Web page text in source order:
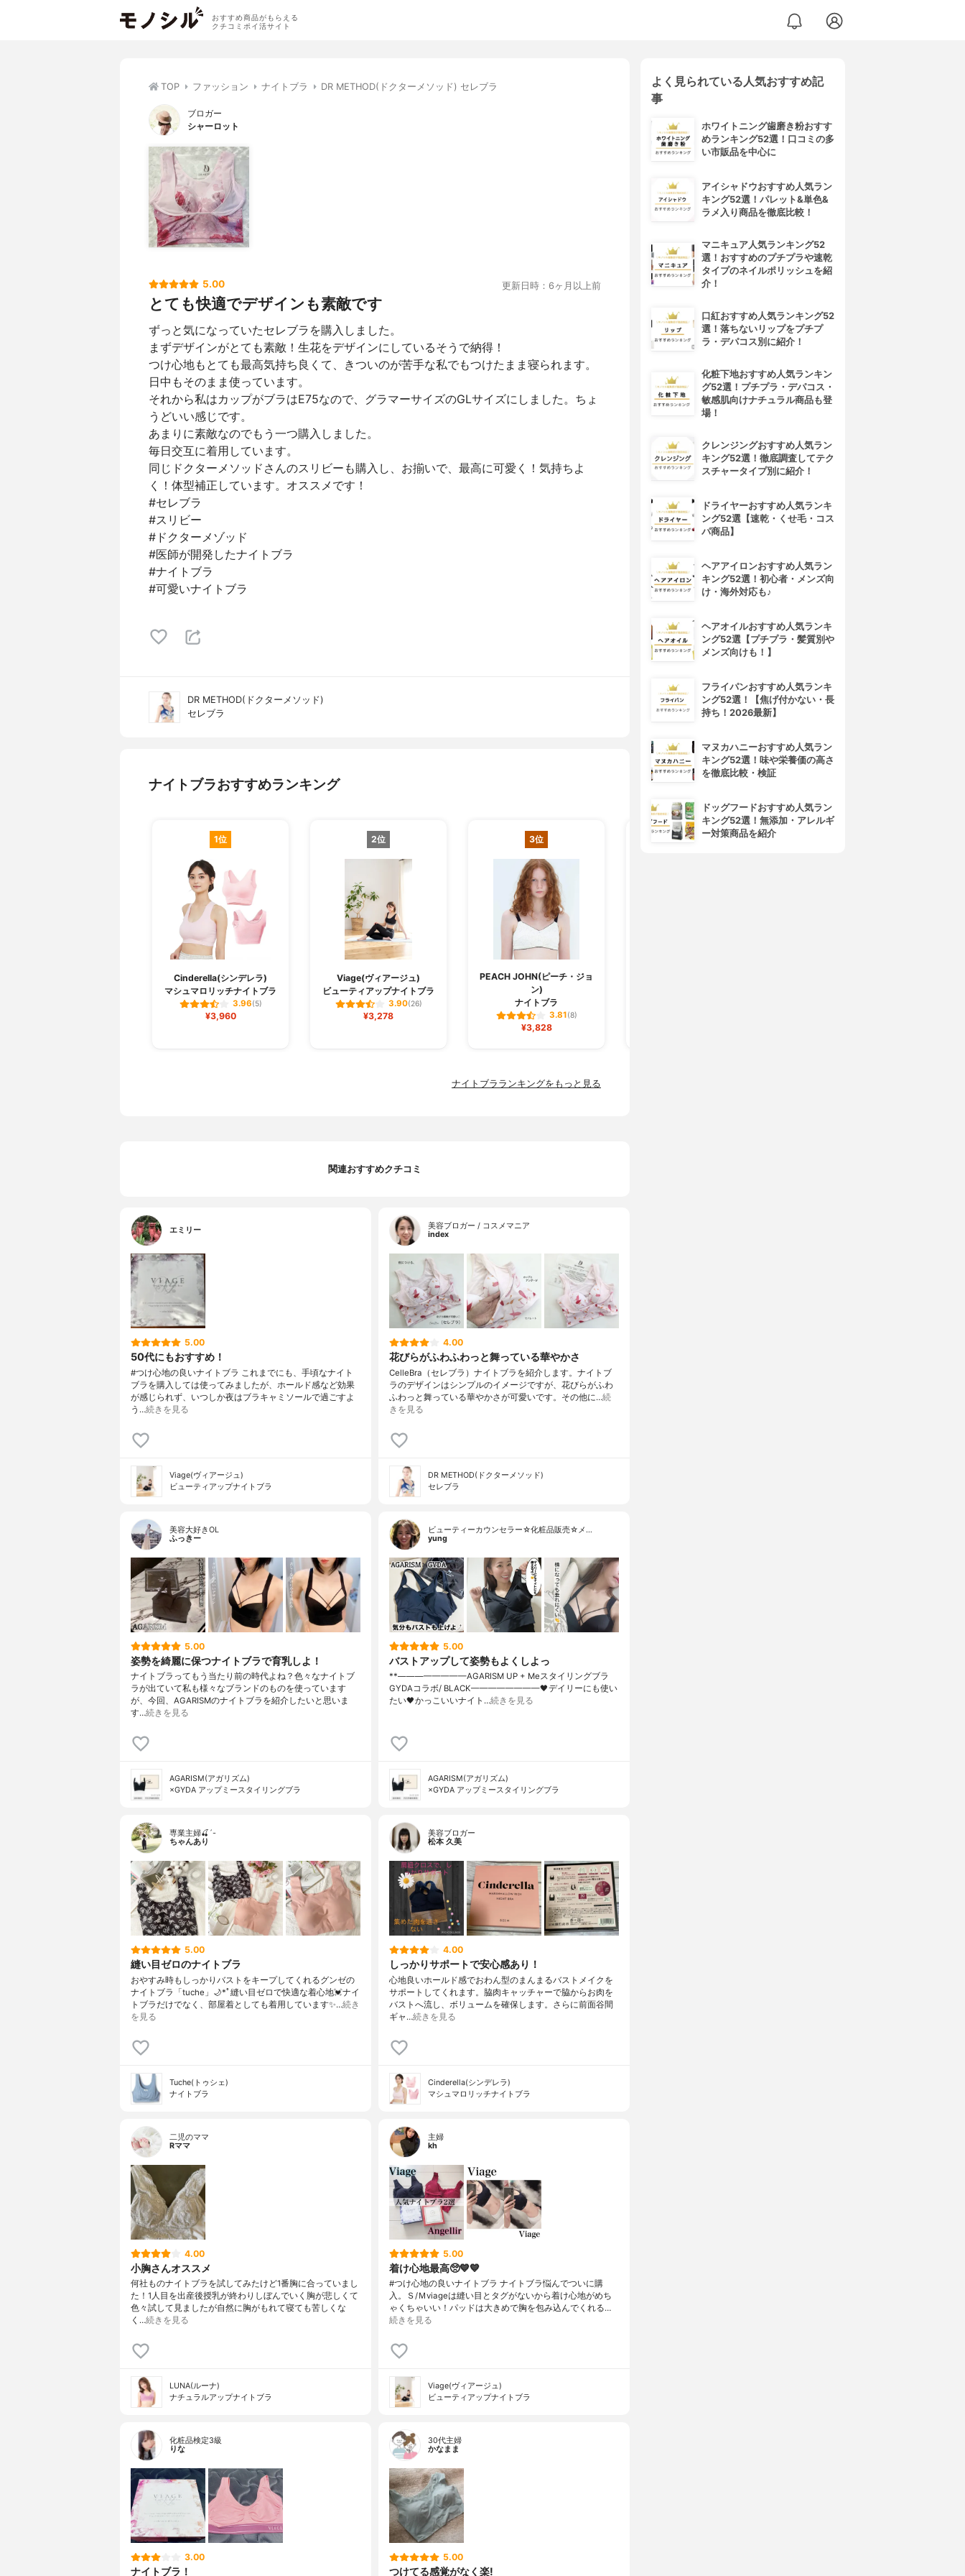
おすすめ商品がもらえる
クチコミポイ活サイト
TOP ファッション ナイトブラ DR METHOD(ドクターメソッド) セレブラ
ブロガー
シャーロット
5.00 更新日時：6ヶ月以上前
とても快適でデザインも素敵です
ずっと気になっていたセレブラを購入しました。
まずデザインがとても素敵！生花をデザインにしているそうで納得！
つけ心地もとても最高気持ち良くて、きついのが苦手な私でもつけたまま寝られます。
日中もそのまま使っています。
それから私はカップがブラはE75なので、グラマーサイズのGLサイズにしました。ちょ
うどいい感じです。
あまりに素敵なのでもう一つ購入しました。
毎日交互に着用しています。
同じドクターメソッドさんのスリビーも購入し、お揃いで、最高に可愛く！気持ちよ
く！体型補正しています。オススメです！
#セレブラ
#スリビー
#ドクターメゾッド
#医師が開発したナイトブラ
#ナイトブラ
#可愛いナイトブラ
DR METHOD(ドクターメソッド)
セレブラ
ナイトブラおすすめランキング
1位
Cinderella(シンデレラ)
マシュマロリッチナイトブラ
3.96(5)
¥3,960
2位
Viage(ヴィアージュ)
ビューティアップナイトブラ
3.90(26)
¥3,278
3位
PEACH JOHN(ピーチ・ジョ
ン)
ナイトブラ
3.81(8)
¥3,828
4位
ナイトブラランキングをもっと見る
関連おすすめクチコミ
エミリー
5.00
50代にもおすすめ！
#つけ心地の良いナイトブラ これまでにも、手頃なナイト
ブラを購入しては使ってみましたが、ホールド感など効果
が感じられず、いつしか夜はブラキャミソールで過ごすよ
う…続きを見る
Viage(ヴィアージュ)
ビューティアップナイトブラ
美容ブロガー / コスメマニア
index
4.00
花びらがふわふわっと舞っている華やかさ
CelleBra（セレブラ）ナイトブラを紹介します。ナイトブ
ラのデザインはシンプルのイメージですが、花びらがふわ
ふわっと舞っている華やかさが可愛いです。その他に…続
きを見る
DR METHOD(ドクターメソッド)
セレブラ
美容大好きOL
ふっきー
5.00
姿勢を綺麗に保つナイトブラで育乳しよ！
ナイトブラってもう当たり前の時代よね？色々なナイトブ
ラが出ていて私も様々なブランドのものを使っています
が、今回、AGARISMのナイトブラを紹介したいと思いま
す…続きを見る
AGARISM(アガリズム)
×GYDA アップミースタイリングブラ
ビューティーカウンセラー☆化粧品販売☆メ…
yung
5.00
バストアップして姿勢もよくしよっ
**⁡————————⁡AGARISM UP + Meスタイリングブラ
⁡GYDAコラボ/ BLACK————————⁡⁡🖤デイリーにも使い
たい🖤かっこいいナイト…続きを見る
AGARISM(アガリズム)
×GYDA アップミースタイリングブラ
専業主婦🍒´-
ちゃんあり
5.00
縫い目ゼロのナイトブラ
おやすみ時もしっかりバストをキープしてくれるグンゼの
ナイトブラ「tuche」🌙*ﾟ縫い目ゼロで快適な着心地💓ナイ
トブラだけでなく、部屋着としても着用しています✨…続き
を見る
Tuche(トゥシェ)
ナイトブラ
美容ブロガー
松本 久美
4.00
しっかりサポートで安心感あり！
心地良いホールド感でおわん型のまんまるバストメイクを
サポートしてくれます。脇肉キャッチャーで脇からお肉を
バストへ流し、ボリュームを確保します。さらに前面谷間
ギャ…続きを見る
Cinderella(シンデレラ)
マシュマロリッチナイトブラ
二児のママ
Rママ
4.00
小胸さんオススメ
何社ものナイトブラを試してみたけど1番胸に合っていまし
た！1人目を出産後授乳が終わりしぼんでいく胸が悲しくて
色々試して見ましたが自然に胸がもれて寝ても苦しくな
く…続きを見る
LUNA(ルーナ)
ナチュラルアップナイトブラ
主婦
kh
5.00
着け心地最高🥺💙💙
#つけ心地の良いナイトブラ ナイトブラ悩んでついに購
入。Ｓ/Ｍviageは縫い目とタグがないから着け心地がめち
ゃくちゃいい！パッドは大きめで胸を包み込んでくれる…
続きを見る
Viage(ヴィアージュ)
ビューティアップナイトブラ
化粧品検定3級
りな
3.00
ナイトブラ！
30代主婦
かなまま
5.00
つけてる感覚がなく楽!
よく見られている人気おすすめ記
事
ホワイトニング歯磨き粉おすす
めランキング52選！口コミの多
い市販品を中心に
アイシャドウおすすめ人気ラン
キング52選！パレット&単色&
ラメ入り商品を徹底比較！
マニキュア人気ランキング52
選！おすすめのプチプラや速乾
タイプのネイルポリッシュを紹
介！
口紅おすすめ人気ランキング52
選！落ちないリップをプチプ
ラ・デパコス別に紹介！
化粧下地おすすめ人気ランキン
グ52選！プチプラ・デパコス・
敏感肌向けナチュラル商品も登
場！
クレンジングおすすめ人気ラン
キング52選！徹底調査してテク
スチャータイプ別に紹介！
ドライヤーおすすめ人気ランキ
ング52選【速乾・くせ毛・コス
パ商品】
ヘアアイロンおすすめ人気ラン
キング52選！初心者・メンズ向
け・海外対応も♪
ヘアオイルおすすめ人気ランキ
ング52選【プチプラ・髪質別や
メンズ向けも！】
フライパンおすすめ人気ランキ
ング52選！【焦げ付かない・長
持ち！2026最新】
マヌカハニーおすすめ人気ラン
キング52選！味や栄養価の高さ
を徹底比較・検証
ドッグフードおすすめ人気ラン
キング52選！無添加・アレルギ
ー対策商品を紹介